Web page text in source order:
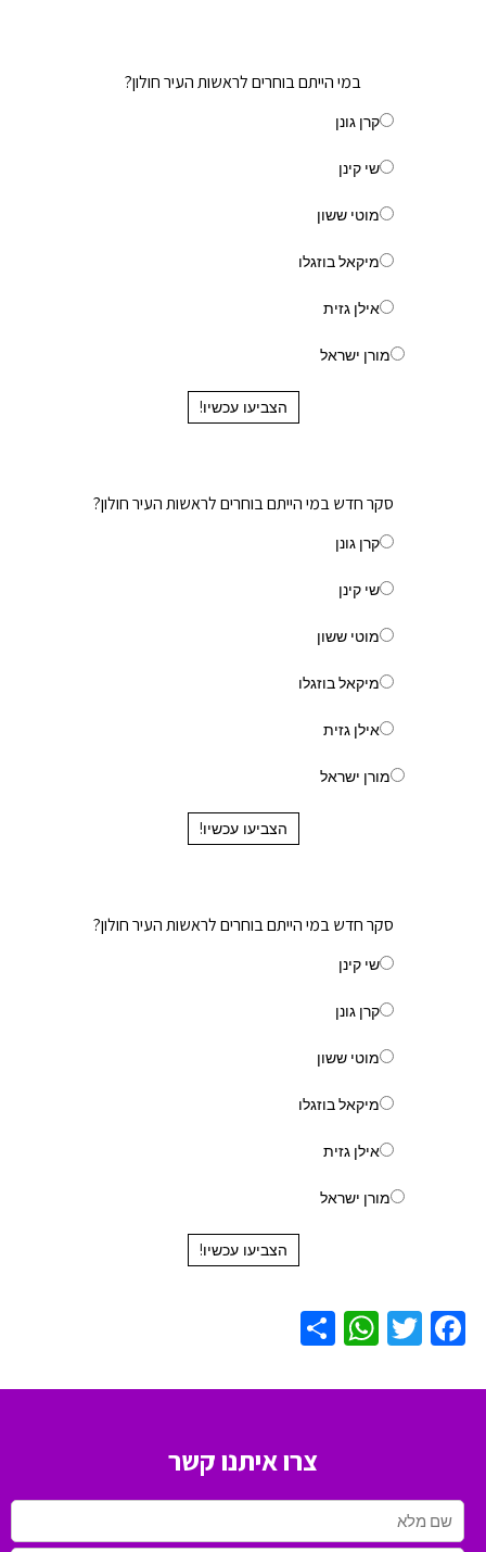
במי הייתם בוחרים לראשות העיר חולון?
קרן גונן
שי קינן
מוטי ששון
מיקאל בוזגלו
אילן גזית
מורן ישראל
הצביעו עכשיו!
סקר חדש במי הייתם בוחרים לראשות העיר חולון?
קרן גונן
שי קינן
מוטי ששון
מיקאל בוזגלו
אילן גזית
מורן ישראל
הצביעו עכשיו!
סקר חדש במי הייתם בוחרים לראשות העיר חולון?
שי קינן
קרן גונן
מוטי ששון
מיקאל בוזגלו
אילן גזית
מורן ישראל
הצביעו עכשיו!
Facebook
Twitter
WhatsApp
צרו איתנו קשר